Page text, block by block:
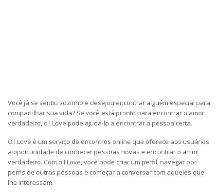
Você já se sentiu sozinho e desejou encontrar alguém especial para
compartilhar sua vida? Se você está pronto para encontrar o amor
verdadeiro, o I Love pode ajudá-lo a encontrar a pessoa certa.
O I Love é um serviço de encontros online que oferece aos usuários
a oportunidade de conhecer pessoas novas e encontrar o amor
verdadeiro. Com o I Love, você pode criar um perfil, navegar por
perfis de outras pessoas e começar a conversar com aqueles que
lhe interessam.